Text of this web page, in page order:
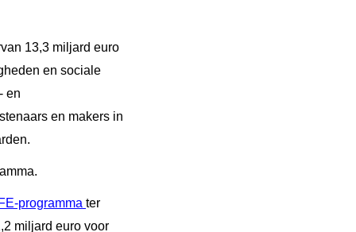
13,3 miljard euro
en sociale
en
en makers in
programma ter
miljard euro voor